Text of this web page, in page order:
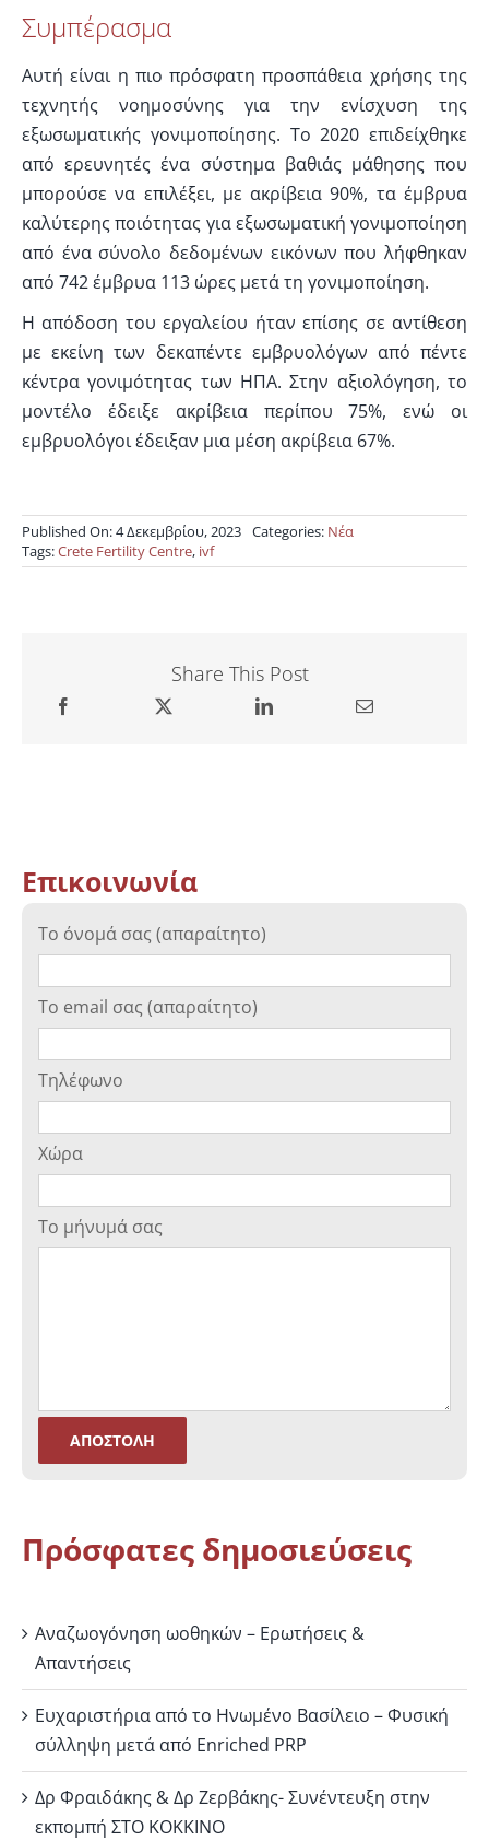
Συμπέρασμα
Αυτή είναι η πιο πρόσφατη προσπάθεια χρήσης της
τεχνητής νοημοσύνης για την ενίσχυση της
εξωσωματικής γονιμοποίησης. Το 2020 επιδείχθηκε
από ερευνητές ένα σύστημα βαθιάς μάθησης που
μπορούσε να επιλέξει, με ακρίβεια 90%, τα έμβρυα
καλύτερης ποιότητας για εξωσωματική γονιμοποίηση
από ένα σύνολο δεδομένων εικόνων που λήφθηκαν
από 742 έμβρυα 113 ώρες μετά τη γονιμοποίηση.
Η απόδοση του εργαλείου ήταν επίσης σε αντίθεση
με εκείνη των δεκαπέντε εμβρυολόγων από πέντε
κέντρα γονιμότητας των ΗΠΑ. Στην αξιολόγηση, το
μοντέλο έδειξε ακρίβεια περίπου 75%, ενώ οι
εμβρυολόγοι έδειξαν μια μέση ακρίβεια 67%.
Published On: 4 Δεκεμβρίου, 2023 Categories: Νέα
Tags:Crete Fertility Centre, ivf
Share This Post
Επικοινωνία
Το όνομά σας (απαραίτητο)
Το email σας (απαραίτητο)
Τηλέφωνο
Χώρα
Το μήνυμά σας
Πρόσφατες δημοσιεύσεις
Αναζωογόνηση ωοθηκών – Ερωτήσεις &
Απαντήσεις
Ευχαριστήρια από το Ηνωμένο Βασίλειο – Φυσική
σύλληψη μετά από Enriched PRP
Δρ Φραιδάκης & Δρ Ζερβάκης- Συνέντευξη στην
εκπομπή ΣΤΟ ΚΟΚΚΙΝΟ